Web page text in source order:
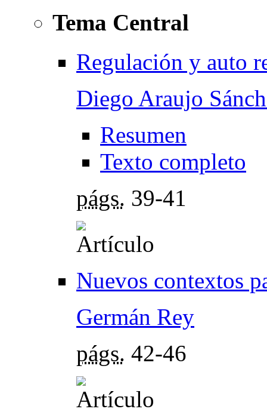
Tema Central
Regulación y auto
Diego Araujo
Resumen
Texto completo
págs. 39-41
Nuevos contextos
Germán Rey
págs. 42-46